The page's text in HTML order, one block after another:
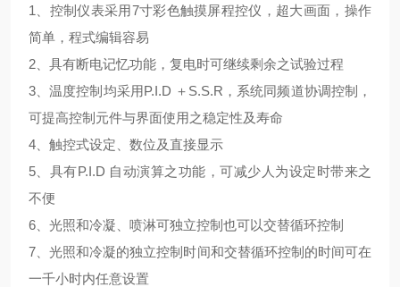
1、控制仪表采用7寸彩色触摸屏程控仪，超大画面，操作
简单，程式编辑容易
2、具有断电记忆功能，复电时可继续剩余之试验过程
3、温度控制均采用P.I.D ＋S.S.R，系统同频道协调控制，
可提高控制元件与界面使用之稳定性及寿命
4、触控式设定、数位及直接显示
5、具有P.I.D 自动演算之功能，可减少人为设定时带来之
不便
6、光照和冷凝、喷淋可独立控制也可以交替循环控制
7、光照和冷凝的独立控制时间和交替循环控制的时间可在
一千小时内任意设置